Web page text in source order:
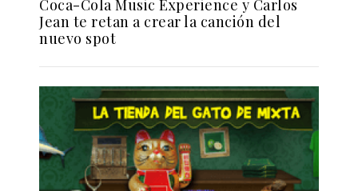
Coca-Cola Music Experience y Carlos
Jean te retan a crear la canción del
nuevo spot